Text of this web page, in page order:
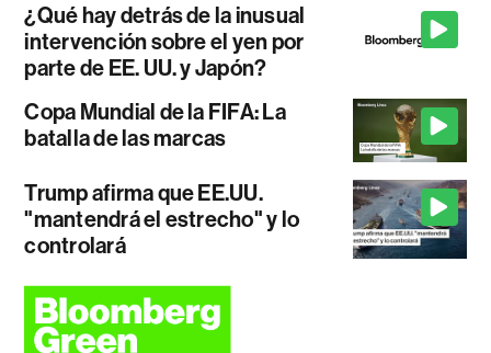
¿Qué hay detrás de la inusual
intervención sobre el yen por
parte de EE. UU. y Japón?
Copa Mundial de la FIFA: La
batalla de las marcas
Trump afirma que EE.UU.
"mantendrá el estrecho" y lo
controlará